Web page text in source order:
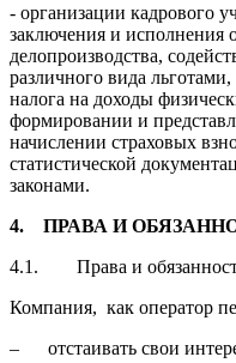
- организации кадрового
заключения и исполнения
делопроизводства,
различного вида
налога на доходы
формировании и
начислении страховых
статистической
законами.
4. ПРАВА И
4.1. Права и
Компания, как оператор
– отстаивать свои